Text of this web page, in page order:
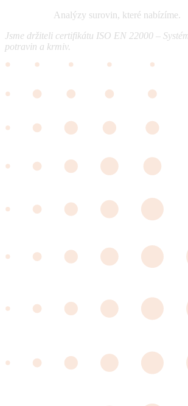
Analýzy surovin, které nabízíme.
Jsme držiteli certifikátu ISO EN 22000 –
potravin a krmiv.